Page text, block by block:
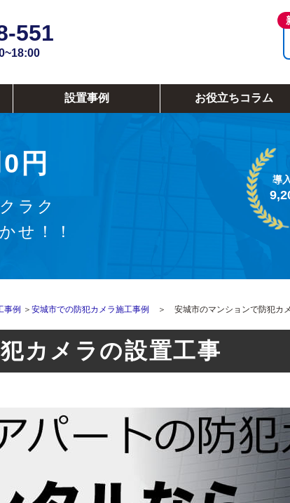
551
設置事例 お役立ちコラム
円
ラク
せ！！
導
事例 ＞ 安城市での防犯カメラ施工事例 ＞ 安城市のマンションで防犯カ
カメラの設置工事